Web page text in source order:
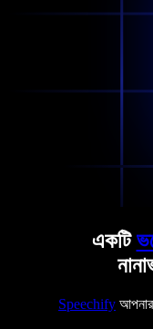
একটি
Speechify